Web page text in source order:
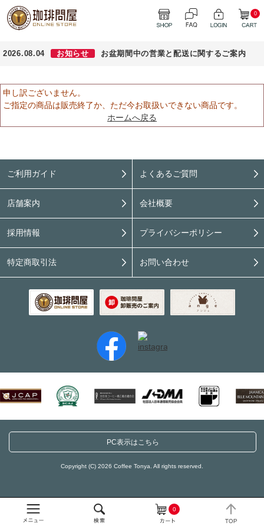
0
0
2026.08.04 お知らせ お盆期間中の営業と配送に関するご案内
申し訳ございません。
ご指定の商品は販売終了か、ただ今お取扱いできない商品です。
ホームへ戻る
ご利用ガイド よくあるご質問
店舗案内 会社概要
採用情報 プライバシーポリシー
特定商取引法 お問い合わせ
PC表示はこちら
Copyright (C) 2026 Coffee Tonya. All rights reserved.